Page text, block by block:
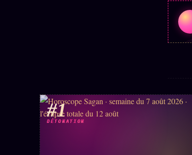
#1
DÉTONATION